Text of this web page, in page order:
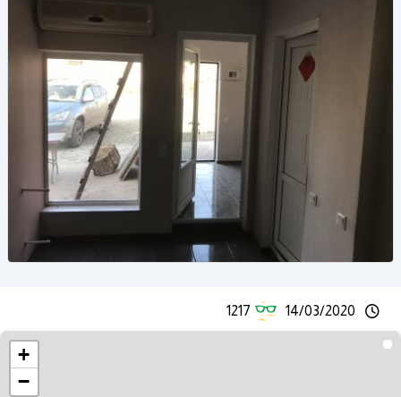
14/03/2020
1217
+
−